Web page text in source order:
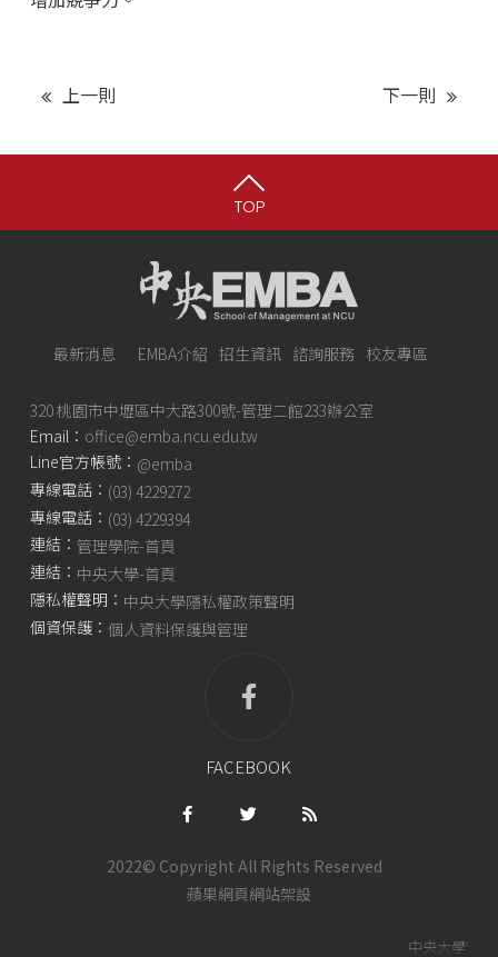
上一則 下一則
TOP
2022© Copyright All Rights Reserved
蘋果網頁網站架設
最新消息 EMBA介紹 招生資訊 諮詢服務 校友專區
320 桃園市中壢區中大路300號-管理二館233辦公室
Email： office@emba.ncu.edu.tw
Line官方帳號： @emba
專線電話： (03) 4229272
專線電話： (03) 4229394
連結： 管理學院-首頁
連結： 中央大學-首頁
隱私權聲明： 中央大學隱私權政策聲明
個資保護： 個人資料保護與管理
FACEBOOK
中央大學管